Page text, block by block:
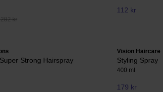
kr
112 kr
Strong Hairspray
Vision Haircare
Styling Spray
400 ml
179 kr